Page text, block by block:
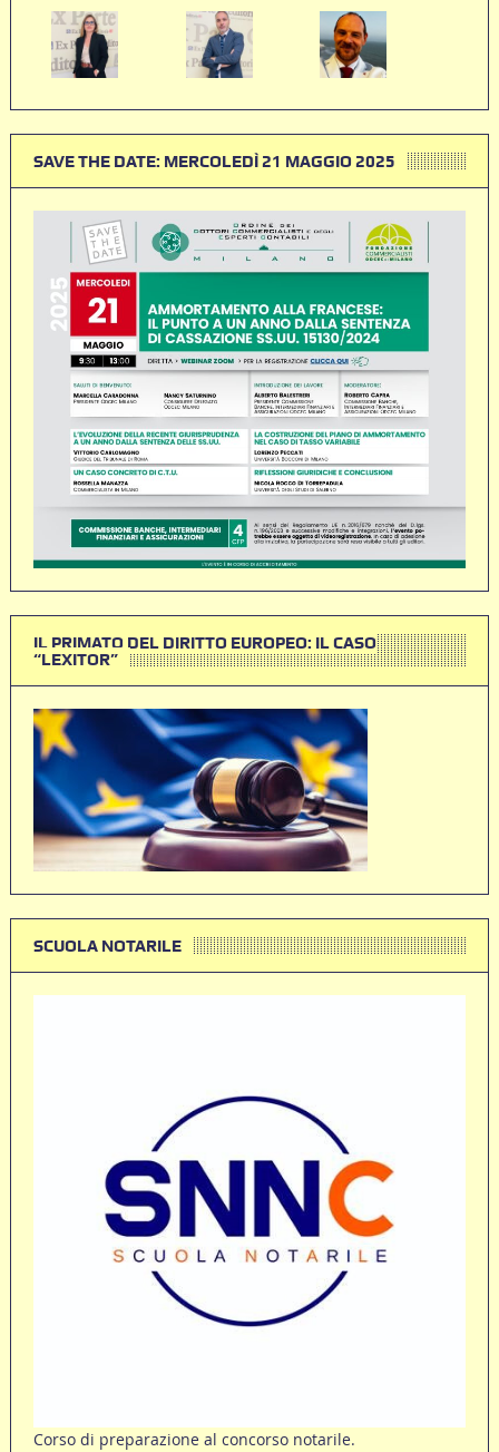
SAVE THE DATE: MERCOLEDÌ 21 MAGGIO 2025
IL PRIMATO DEL DIRITTO EUROPEO: IL CASO
“LEXITOR”
SCUOLA NOTARILE
Corso di preparazione al concorso notarile.